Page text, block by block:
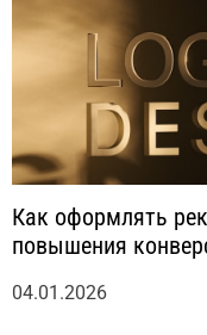
Как оформлять
повышения
04.01.2026